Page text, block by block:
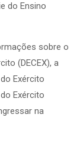
do Ensino
sobre o
(DECEX), a
Exército
Exército
na